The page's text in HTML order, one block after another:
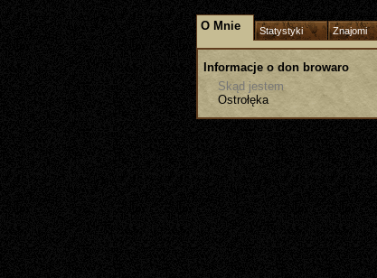
O Mnie Statystyki Znajomi
Informacje o don browaro
Skąd jestem
Ostrołęka